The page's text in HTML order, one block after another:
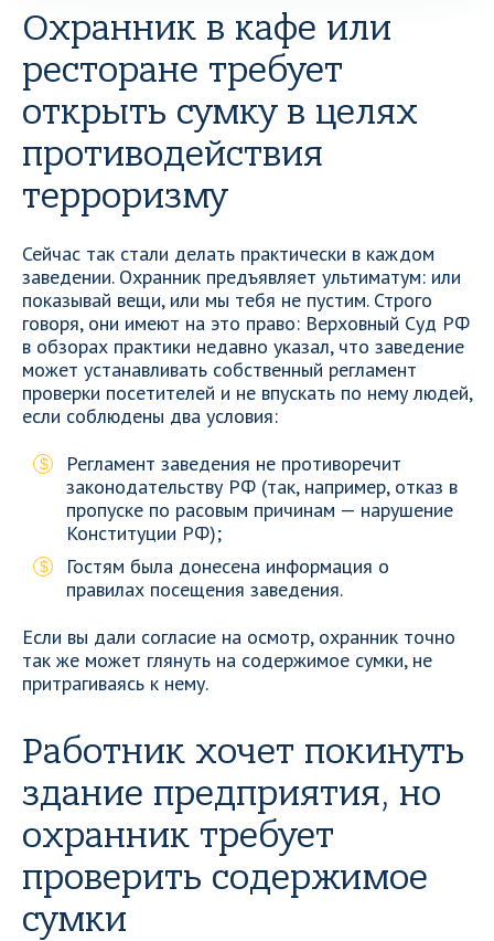
Охранник в кафе или
ресторане требует
открыть сумку в целях
противодействия
терроризму
Сейчас так стали делать практически в каждом
заведении. Охранник предъявляет ультиматум: или
показывай вещи, или мы тебя не пустим. Строго
говоря, они имеют на это право: Верховный Суд РФ
в обзорах практики недавно указал, что заведение
может устанавливать собственный регламент
проверки посетителей и не впускать по нему людей,
если соблюдены два условия:
Регламент заведения не противоречит
законодательству РФ (так, например, отказ в
пропуске по расовым причинам — нарушение
Конституции РФ);
Гостям была донесена информация о
правилах посещения заведения.
Если вы дали согласие на осмотр, охранник точно
так же может глянуть на содержимое сумки, не
притрагиваясь к нему.
Работник хочет покинуть
здание предприятия, но
охранник требует
проверить содержимое
сумки